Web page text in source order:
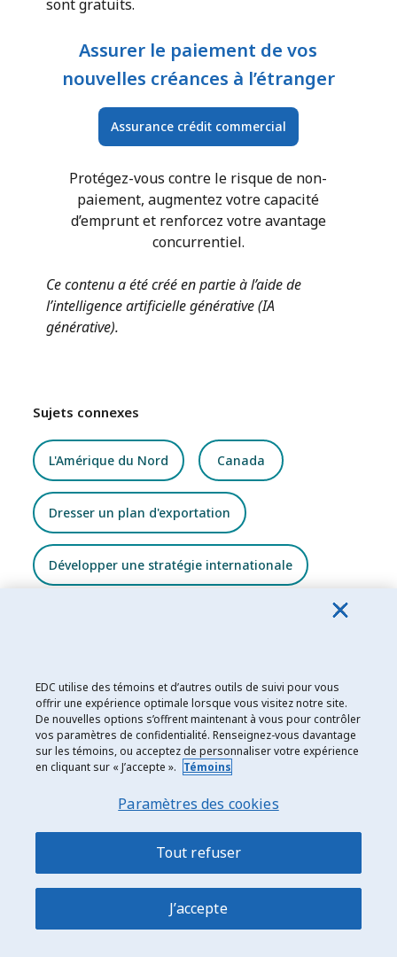
sont gratuits.
Assurer le paiement de vos
nouvelles créances à l’étranger
Assurance crédit commercial
Protégez-vous contre le risque de non-
paiement, augmentez votre capacité
d’emprunt et renforcez votre avantage
concurrentiel.
Ce contenu a été créé en partie à l’aide de
l’intelligence artificielle générative (IA
générative).
Sujets connexes
L'Amérique du Nord Canada
Dresser un plan d'exportation
Développer une stratégie internationale
Rédigé par
Emiliano Introcaso, PACI
Advisor et gestionnaire principal des
opérations produits
Emiliano Introcaso, PACI - LinkedIn
EDC utilise des témoins et d’autres outils de suivi pour vous
offrir une expérience optimale lorsque vous visitez notre site.
De nouvelles options s’offrent maintenant à vous pour contrôler
vos paramètres de confidentialité. Renseignez-vous davantage
sur les témoins, ou acceptez de personnaliser votre expérience
en cliquant sur « J’accepte ». Témoins
Paramètres des cookies
Tout refuser
J’accepte